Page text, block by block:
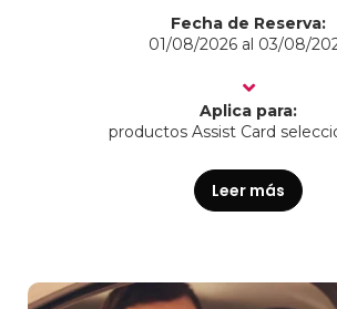
Fecha de Reserva:
01/08/2026 al 03/08/
Aplica para:
productos Assist Card
Leer más